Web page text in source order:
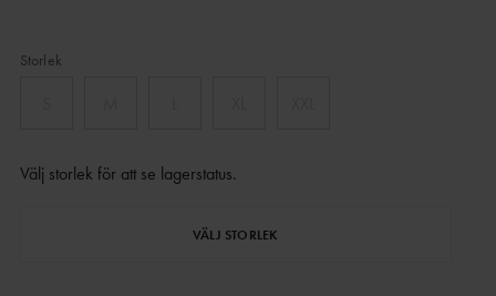
Storlek
Välj storlek för att se lagerstatus.
VÄLJ STORLEK